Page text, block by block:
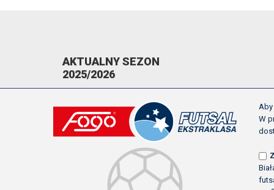
AKTUALNY SEZON
2025/2026
TERMINARZ
NAPOMNIENIA/WYKLUCZENIA
NAJLEPSI ASYSTENCI
KLASYFIKACJA KANADYJSKA
W